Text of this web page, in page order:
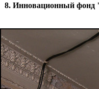
8. Инновационный фонд